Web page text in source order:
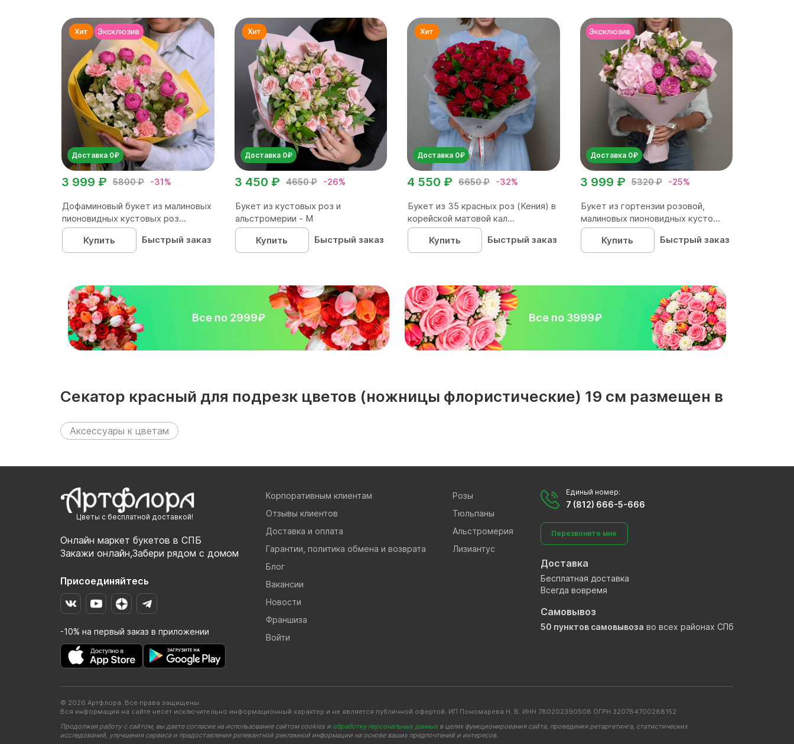
Доставка 0₽
5800 ₽ -31%
3 999 ₽
Дофаминовый букет из малиновых
пионовидных кустовых роз...
Купить
Быстрый заказ
Доставка 0₽
4650 ₽ -26%
3 450 ₽
Букет из кустовых роз и
альстромерии - М
Купить
Быстрый заказ
Доставка 0₽
6650 ₽ -32%
4 550 ₽
Букет из 35 красных роз (Кения) в
корейской матовой кал...
Купить
Быстрый заказ
Доставка 0₽
5320 ₽ -25%
3 999 ₽
Букет из гортензии розовой,
малиновых пионовидных кусто...
Купить
Быстрый заказ
Все по 2999₽ Все по 3999₽
Секатор красный для подрезк цветов (ножницы флористические) 19 см размещен в
следующих разделах:
Аксессуары к цветам
Цветы с бесплатной доставкой!
Онлайн маркет букетов в СПБ
Закажи онлайн,Забери рядом с домом
Присоединяйтесь
-10% на первый заказ в приложении
Корпоративным клиентам
Отзывы клиентов
Доставка и оплата
Гарантии, политика обмена и возврата
Блог
Вакансии
Новости
Франшиза
Войти
Розы
Тюльпаны
Альстромерия
Лизиантус
Единый номер:
7 (812) 666-5-666
Перезвоните мне
Доставка
Бесплатная доставка
Всегда вовремя
Самовывоз
50 пунктов самовывоза во всех районах СПб
© 2026 Артфлора. Все права защищены.
Вся информация на сайте несет исключительно информационный характер и не является публичной офертой. ИП Пономарева Н. В. ИНН 780202390508 ОГРН 320784700288152
Продолжая работу с сайтом, вы даете согласие на использование сайтом cookies и обработку персональных данныхв целях функционирования сайта, проведения ретаргетинга, статистических
исследований, улучшения сервиса и предоставления релевантной рекламной информации на основе ваших предпочтений и интересов.